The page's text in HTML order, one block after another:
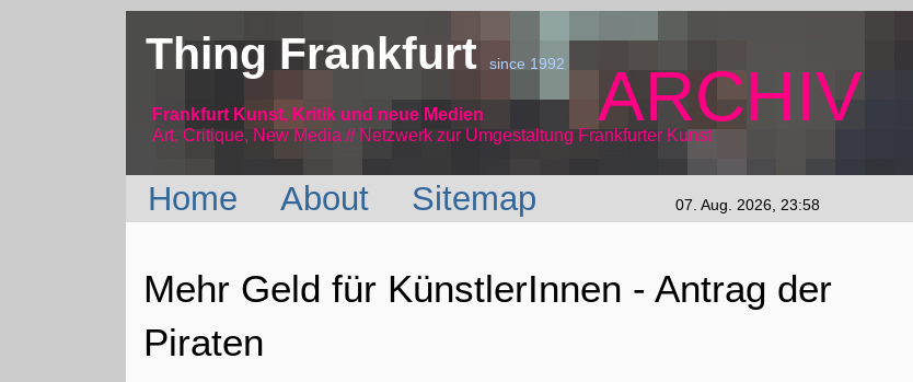
Thing Frankfurtsince 1992
Frankfurt Kunst, Kritik und neue Medien
Art, Critique, New Media // Netzwerk
ARCHIV
zur Umgestaltung Frankfurter Kunst
Home About Sitemap 07. Aug. 2026, 23:58
Mehr Geld für KünstlerInnen - Antrag der
Piraten